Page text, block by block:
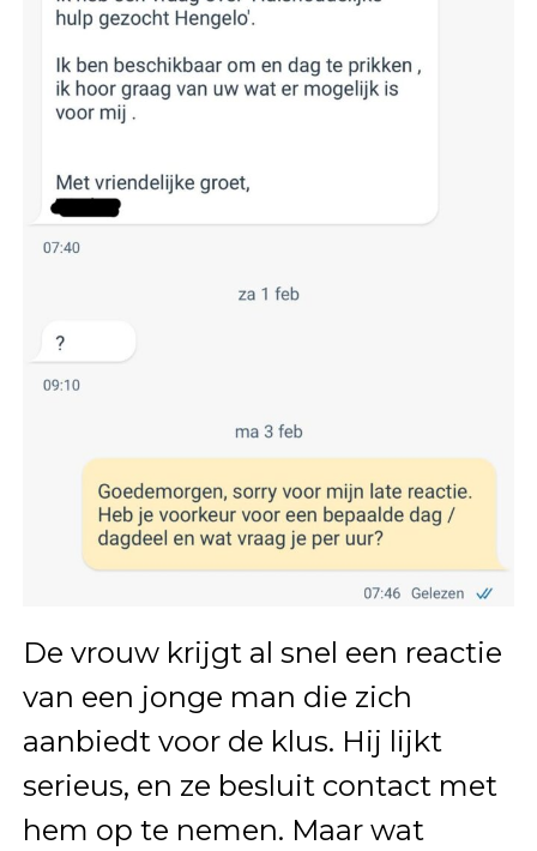
De vrouw krijgt al snel een reactie
van een jonge man die zich
aanbiedt voor de klus. Hij lijkt
serieus, en ze besluit contact met
hem op te nemen. Maar wat